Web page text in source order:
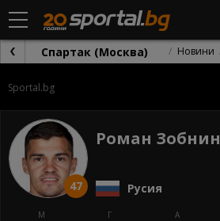
Спартак (Москва) Новини
Sportal.bg
47
Роман Зобнин
Русия
М Г А